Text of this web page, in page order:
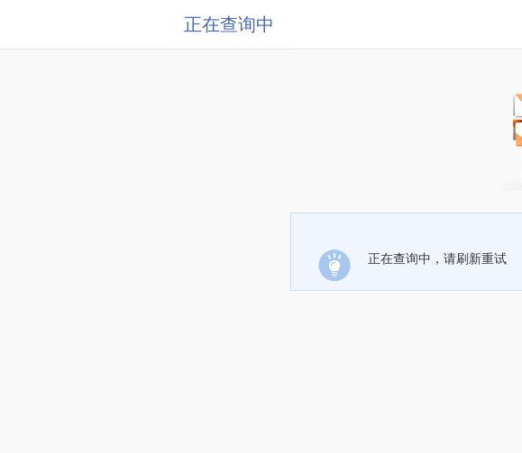
正在查询中
正在查询中，请刷新重试